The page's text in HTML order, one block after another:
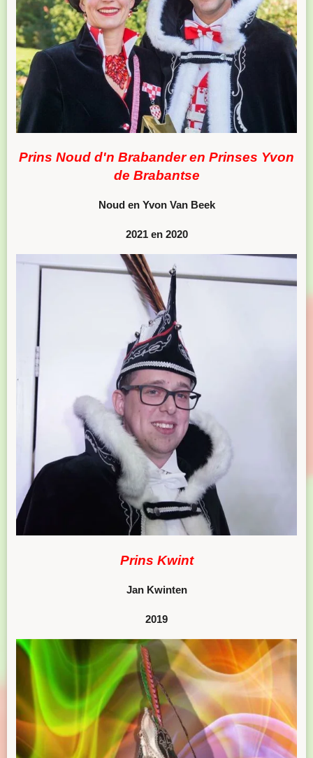
Prins Noud d'n Brabander en Prinses Yvon
de Brabantse
Noud en Yvon Van Beek
2021 en 2020
Prins Kwint
Jan Kwinten
2019